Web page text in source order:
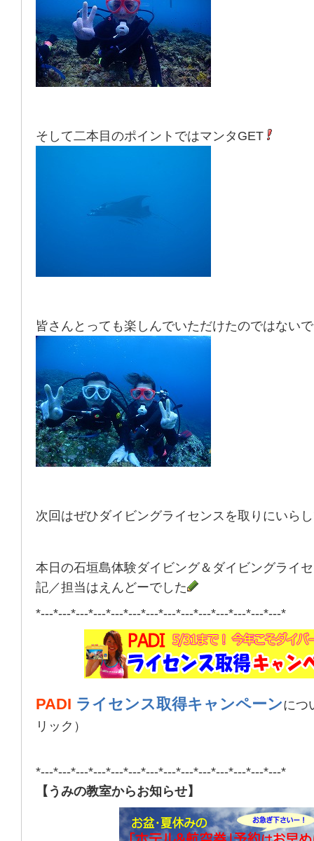
そして二本目のポイントではマンタGET
皆さんとっても楽しんでいただけたのではない
次回はぜひダイビングライセンスを取りにいら
本日の石垣島体験ダイビング＆ダイビングライ
記／担当はえんどーでした
*---*---*---*---*---*---*---*---*---*---*---*---*---*---*
PADI ライセンス取得キャンペーンにつ
リック）
*---*---*---*---*---*---*---*---*---*---*---*---*---*---*
【うみの教室からお知らせ】